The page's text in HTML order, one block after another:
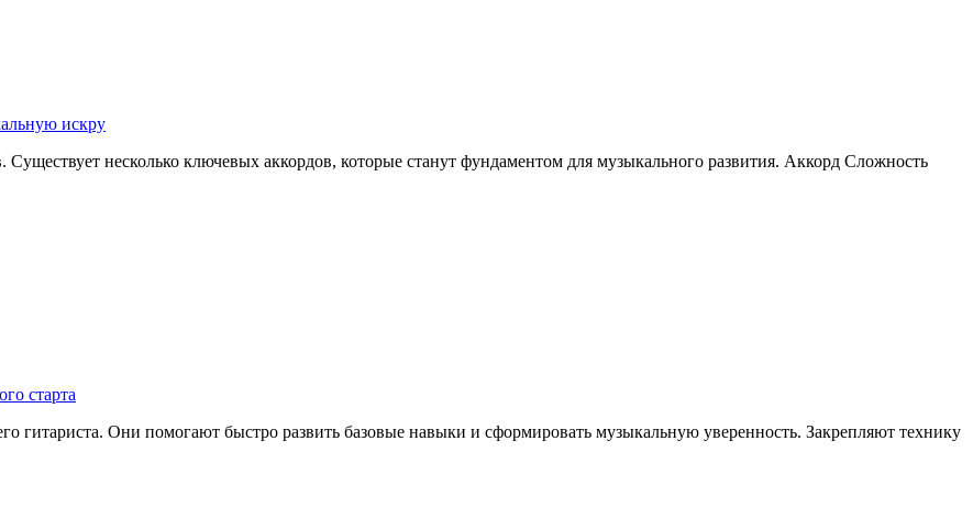
искру
Существует несколько ключевых аккордов, которые станут фундаментом для музыкального развития. Аккорд Сложность
старта
гитариста. Они помогают быстро развить базовые навыки и сформировать музыкальную уверенность. Закрепляют технику